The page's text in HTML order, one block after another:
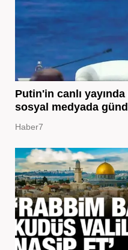
Putin'in canlı
sosyal medyada
Haber7